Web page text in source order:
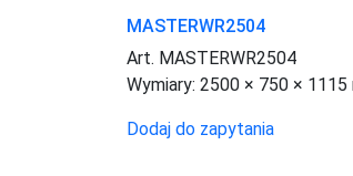
MASTERWR2504
Art. MASTERWR2504
Wymiary: 2500 × 750 × 1115
Dodaj do zapytania